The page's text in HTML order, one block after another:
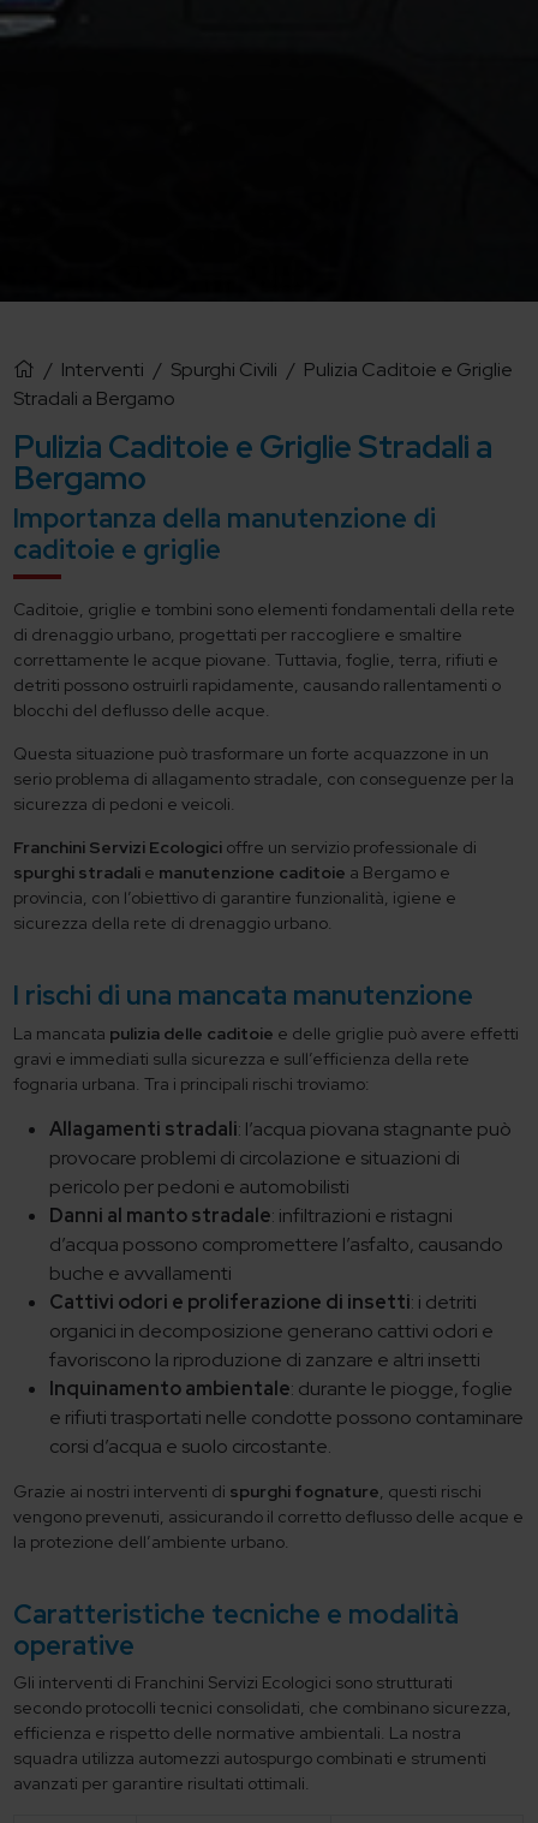
/ Interventi / Spurghi Civili / Pulizia Caditoie e Griglie
Stradali a Bergamo
Pulizia Caditoie e Griglie Stradali a
Bergamo
Importanza della manutenzione di
caditoie e griglie
Caditoie, griglie e tombini sono elementi fondamentali della rete
di drenaggio urbano, progettati per raccogliere e smaltire
correttamente le acque piovane. Tuttavia, foglie, terra, rifiuti e
detriti possono ostruirli rapidamente, causando rallentamenti o
blocchi del deflusso delle acque.
Questa situazione può trasformare un forte acquazzone in un
serio problema di allagamento stradale, con conseguenze per la
sicurezza di pedoni e veicoli.
Franchini Servizi Ecologici offre un servizio professionale di
spurghi stradali e manutenzione caditoie a Bergamo e
provincia, con l’obiettivo di garantire funzionalità, igiene e
sicurezza della rete di drenaggio urbano.
I rischi di una mancata manutenzione
La mancata pulizia delle caditoie e delle griglie può avere effetti
gravi e immediati sulla sicurezza e sull’efficienza della rete
fognaria urbana. Tra i principali rischi troviamo:
Allagamenti stradali: l’acqua piovana stagnante può
provocare problemi di circolazione e situazioni di
pericolo per pedoni e automobilisti
Danni al manto stradale: infiltrazioni e ristagni
d’acqua possono compromettere l’asfalto, causando
buche e avvallamenti
Cattivi odori e proliferazione di insetti: i detriti
organici in decomposizione generano cattivi odori e
favoriscono la riproduzione di zanzare e altri insetti
Inquinamento ambientale: durante le piogge, foglie
e rifiuti trasportati nelle condotte possono contaminare
corsi d’acqua e suolo circostante.
Grazie ai nostri interventi di spurghi fognature, questi rischi
vengono prevenuti, assicurando il corretto deflusso delle acque e
la protezione dell’ambiente urbano.
Caratteristiche tecniche e modalità
operative
Gli interventi di Franchini Servizi Ecologici sono strutturati
secondo protocolli tecnici consolidati, che combinano sicurezza,
efficienza e rispetto delle normative ambientali. La nostra
squadra utilizza automezzi autospurgo combinati e strumenti
avanzati per garantire risultati ottimali.